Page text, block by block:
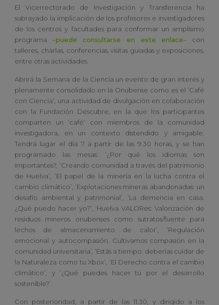
El Vicerrectorado de Investigación y Transferencia ha
subrayado la implicación de los profesores e investigadores
de los centros y facultades para conformar un amplísimo
programa –puede consultarse en este enlace– con
talleres, charlas, conferencias, visitas guiadas y exposiciones,
entre otras actividades.
Abrirá la Semana de la Ciencia un evento de gran interés y
plenamente consolidado en la Onubense como es el ‘Café
con Ciencia’, una actividad de divulgación en colaboración
con la Fundación Descubre, en la que los participantes
comparten un ‘café’ con miembros de la comunidad
investigadora, en un contexto distendido y amigable.
Tendrá lugar el día 7 a partir de las 9.30 horas, y se han
programado las mesas: ‘¿Por qué los idiomas son
importantes?, ‘Creando comunidad a través del patrimonio
de Huelva’, ‘El papel de la minería en la lucha contra el
cambio climático’, ‘Explotaciones mineras abandonadas: un
desafío ambiental y patrimonial’, ‘La demencia en casa.
¿Qué puedo hacer yo?’, ‘Huelva VALORes: Valorización de
residuos mineros onubenses como sutratos/fuente para
lechos de almacenamiento de calor’, ‘Regulación
emocional y autocompasión. Cultivamos compasión en la
comunidad universitaria’, ‘Estás a tiempo: deberías cuidar de
la Naturaleza como tu Xbox’, ‘El Derecho contra el cambio
climático’, y ‘¿Qué puedes hacer tú por el desarrollo
sostenible?’.
Con posterioridad, a partir de las 11.30, y dirigido a los